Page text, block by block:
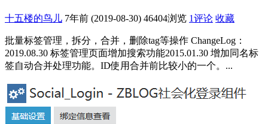
十五楼的鸟儿 7年前 (2019-08-30) 46404浏览 1评论 收藏
批量标签管理，拆分，合并，删除tag等操作 ChangeLog：
2019.08.30 标签管理页面增加搜索功能2015.01.30 增加同名标
签自动合并处理功能。ID使用合并前比较小的一个。...